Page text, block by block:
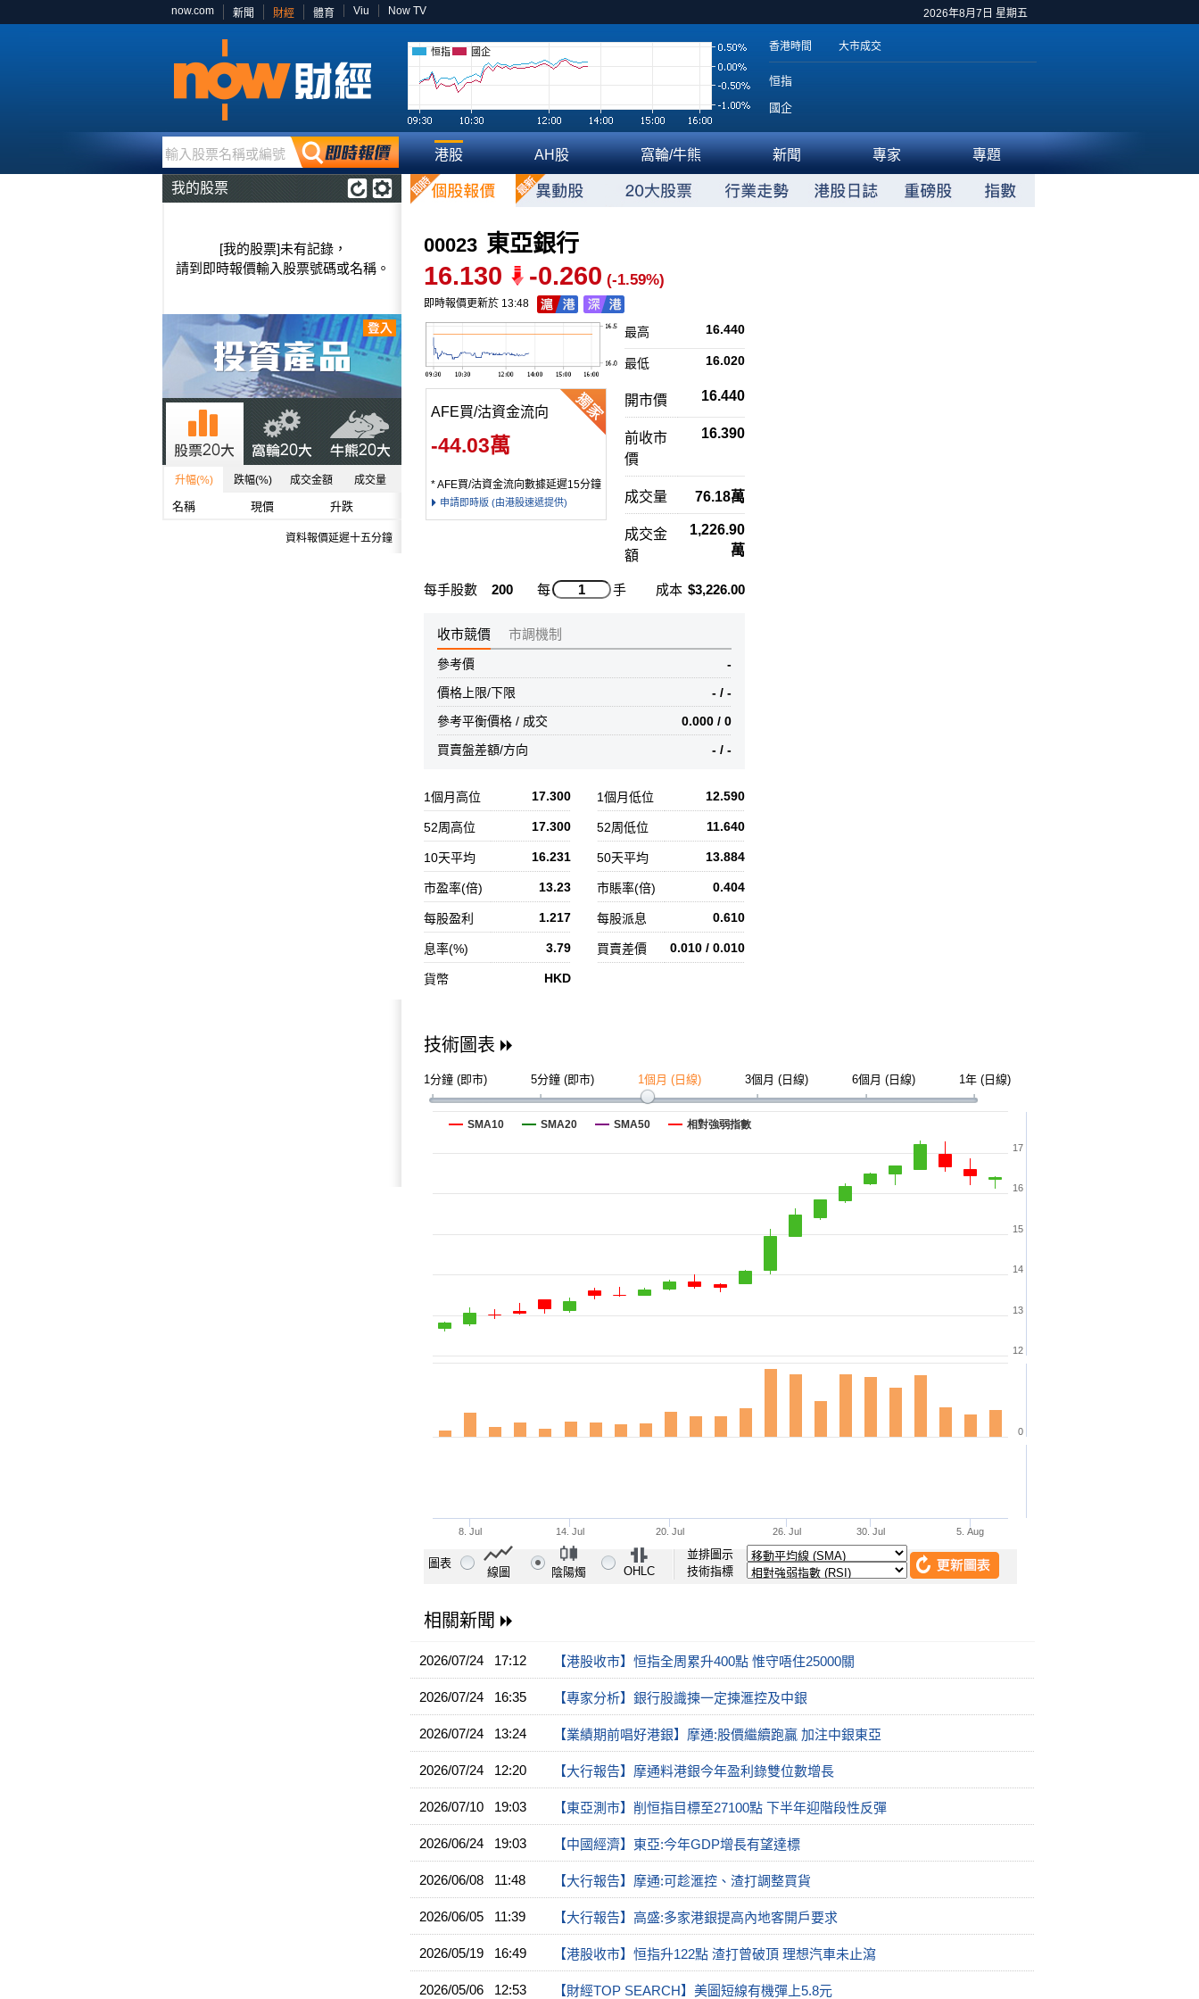
2026年8月7日 星期五
now.com 新聞 財經 體育 Viu Now TV
恒指 國企 香港時間 大市成交
恒指
國企
輸入股票名稱或編號 港股 AH股 窩輪/牛熊 新聞 專家 專題
我的股票
[我的股票]未有記錄，
請到即時報價輸入股票號碼或名稱。
升幅(%) 跌幅(%) 成交金額 成交量
名稱 現價 升跌
資料報價延遲十五分鐘
00023 東亞銀行
16.130 -0.260 (-1.59%)
即時報價更新於 13:48
16.440
最高
16.020
最低
AFE買/沽資金流向
-44.03萬
* AFE買/沽資金流向數據延遲15分鐘
申請即時版 (由港股速遞提供)
開市價 16.440
前收市
價
16.390
成交量 76.18萬
成交金
額
1,226.90
萬
每手股數 200 每 手 成本 $3,226.00
收市競價 市調機制
-
參考價
- / -
價格上限/下限
0.000 / 0
參考平衡價格 / 成交
- / -
買賣盤差額/方向
1個月高位 17.300 1個月低位 12.590
52周高位 17.300 52周低位 11.640
10天平均 16.231 50天平均 13.884
市盈率(倍) 13.23 市賬率(倍) 0.404
每股盈利 1.217 每股派息 0.610
息率(%) 3.79 買賣差價 0.010 / 0.010
貨幣 HKD
技術圖表
1分鐘 (即市) 5分鐘 (即市) 1個月 (日線) 3個月 (日線) 6個月 (日線) 1年 (日線)
圖表
線圖 陰陽燭 OHLC
並排圖示
技術指標
相關新聞
2026/07/24 17:12 【港股收市】恒指全周累升400點 惟守唔住25000關
2026/07/24 16:35 【專家分析】銀行股識揀一定揀滙控及中銀
2026/07/24 13:24 【業績期前唱好港銀】摩通:股價繼續跑贏 加注中銀東亞
2026/07/24 12:20 【大行報告】摩通料港銀今年盈利錄雙位數增長
2026/07/10 19:03 【東亞測市】削恒指目標至27100點 下半年迎階段性反彈
2026/06/24 19:03 【中國經濟】東亞:今年GDP增長有望達標
2026/06/08 11:48 【大行報告】摩通:可趁滙控、渣打調整買貨
2026/06/05 11:39 【大行報告】高盛:多家港銀提高內地客開戶要求
2026/05/19 16:49 【港股收市】恒指升122點 渣打曾破頂 理想汽車未止瀉
2026/05/06 12:53 【財經TOP SEARCH】美圖短線有機彈上5.8元